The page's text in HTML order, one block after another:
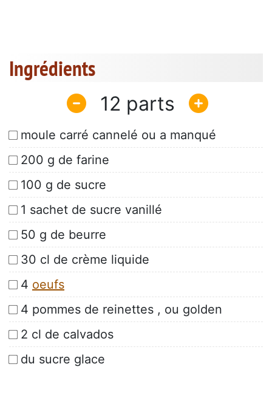
Ingrédients
12
moule carré cannelé ou a manqué
200 g de farine
100 g de sucre
1 sachet de sucre vanillé
50 g de beurre
30 cl de crème liquide
4 oeufs
4 pommes de reinettes , ou golden
2 cl de calvados
du sucre glace